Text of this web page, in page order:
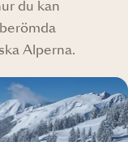
du kan
Alperna.